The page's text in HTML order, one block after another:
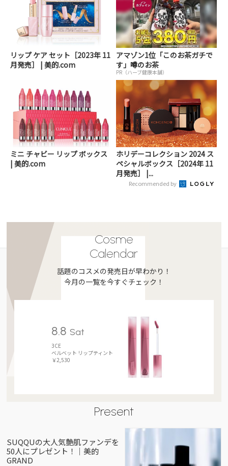
リップ ケア セット［2023年 11
月発売］ | 美的.com
アマゾン1位「このお茶ガチで
す」噂のお茶
PR（ハーブ健康本舗）
ミニ チャビー リップ ボックス
| 美的.com
ホリデーコレクション 2024 ス
ペシャルボックス［2024年 11
月発売］ |...
Recommended by
Cosme
Calendar
話題のコスメの発売日が早わかり！
今月の一覧を今すぐチェック！
8.8 Sat
3CE
ベルベット リップティント
￥2,530
Present
SUQQUの大人気艶肌ファンデを
50人にプレゼント！｜美的
GRAND